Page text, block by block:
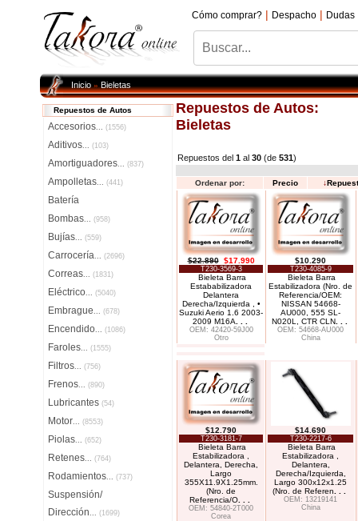
Cómo comprar? | Despacho | Dudas
Inicio»Bieletas
Repuestos de Autos
Accesorios... (1556)
Aditivos... (103)
Amortiguadores... (837)
Ampolletas... (441)
Batería
Bombas... (958)
Bujías... (559)
Carrocería... (2696)
Correas... (1831)
Eléctrico... (5040)
Embrague... (678)
Encendido... (1086)
Faroles... (1555)
Filtros... (756)
Frenos... (890)
Lubricantes (54)
Motor... (8553)
Piolas... (652)
Retenes... (764)
Rodamientos... (737)
Suspensión/
Dirección... (1699)
Repuestos de Autos:
Bieletas
Repuestos del 1 al 30 (de 531)
Ordenar por: Precio ↓
$22.890 $17.990
T230-3569-3
Bieleta Barra
Estababilizadora
Delantera
Derecha/Izquierda , •
Suzuki Aerio 1.6 2003-
2009 M16A
OEM: 42420-59J00
Otro
$10.290
T230-4085-9
Bieleta Barra
Estabilizadora (Nro. de
Referencia/OEM:
NISSAN 54668-
AU000, 555 SL-
N020L, CTR CLN. . .
OEM: 54668-AU000
China
$12.790
T230-3181-7
Bieleta Barra
Estabilizadora ,
Delantera, Derecha,
Largo
355X11.9X1.25mm.
(Nro. de
Referencia/O
OEM: 54840-2T000
Corea
$14.690
T230-2217-6
Bieleta Barra
Estabilizadora ,
Delantera,
Derecha/Izquierda,
Largo 300x12x1.25
(Nro. de Referen
OEM: 13219141
China